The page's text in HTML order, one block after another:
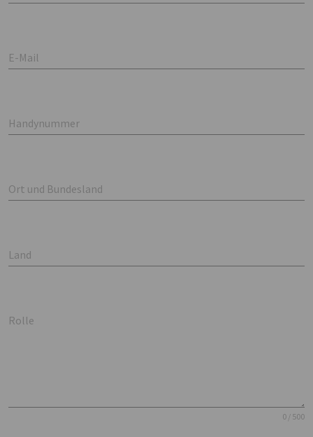
E-Mail
Handynummer
Ort und Bundesland
Land
Rolle
0 / 500